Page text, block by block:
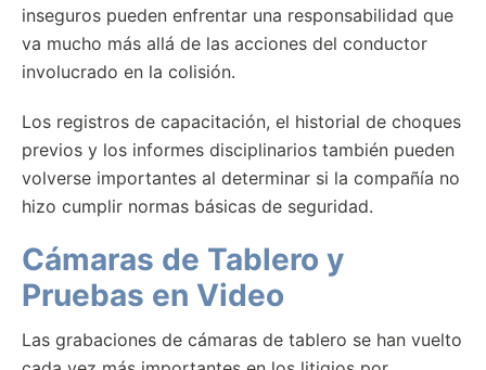
inseguros pueden enfrentar una responsabilidad que
va mucho más allá de las acciones del conductor
involucrado en la colisión.
Los registros de capacitación, el historial de choques
previos y los informes disciplinarios también pueden
volverse importantes al determinar si la compañía no
hizo cumplir normas básicas de seguridad.
Cámaras de Tablero y
Pruebas en Video
Las grabaciones de cámaras de tablero se han vuelto